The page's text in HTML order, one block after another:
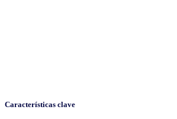
Características clave